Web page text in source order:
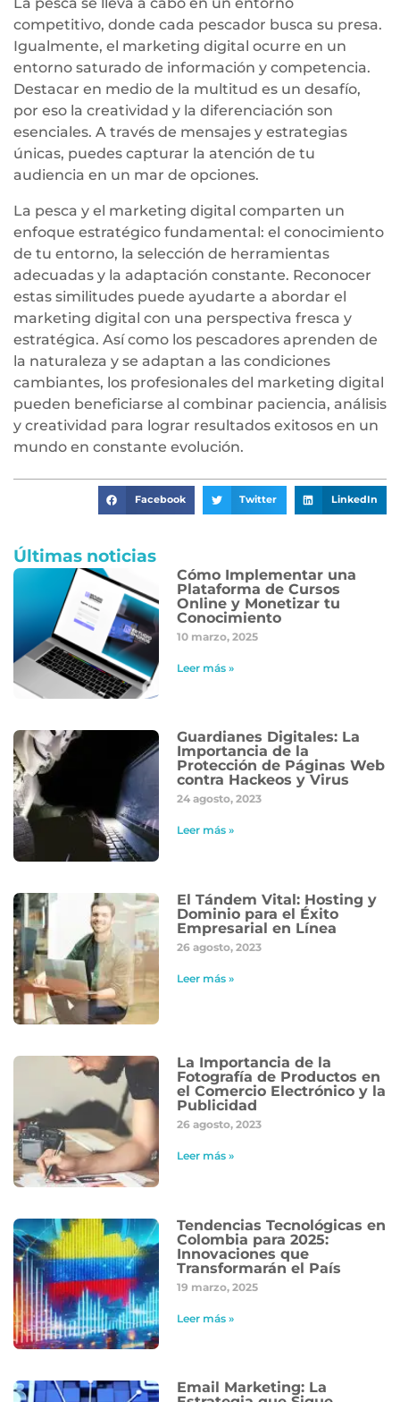
competitivo, donde cada pescador busca su presa.
Igualmente, el marketing digital ocurre en un
entorno saturado de información y competencia.
Destacar en medio de la multitud es un desafío,
por eso la creatividad y la diferenciación son
esenciales. A través de mensajes y estrategias
únicas, puedes capturar la atención de tu
audiencia en un mar de opciones.
La pesca y el marketing digital comparten un
enfoque estratégico fundamental: el conocimiento
de tu entorno, la selección de herramientas
adecuadas y la adaptación constante. Reconocer
estas similitudes puede ayudarte a abordar el
marketing digital con una perspectiva fresca y
estratégica. Así como los pescadores aprenden de
la naturaleza y se adaptan a las condiciones
cambiantes, los profesionales del marketing digital
pueden beneficiarse al combinar paciencia, análisis
y creatividad para lograr resultados exitosos en un
mundo en constante evolución.
Facebook Twitter LinkedIn
Últimas noticias
Cómo Implementar una
Plataforma de Cursos
Online y Monetizar tu
Conocimiento
10 marzo, 2025
Leer más »
Guardianes Digitales: La
Importancia de la
Protección de Páginas Web
contra Hackeos y Virus
24 agosto, 2023
Leer más »
El Tándem Vital: Hosting y
Dominio para el Éxito
Empresarial en Línea
26 agosto, 2023
Leer más »
La Importancia de la
Fotografía de Productos en
el Comercio Electrónico y la
Publicidad
26 agosto, 2023
Leer más »
Tendencias Tecnológicas en
Colombia para 2025:
Innovaciones que
Transformarán el País
19 marzo, 2025
Leer más »
Email Marketing: La